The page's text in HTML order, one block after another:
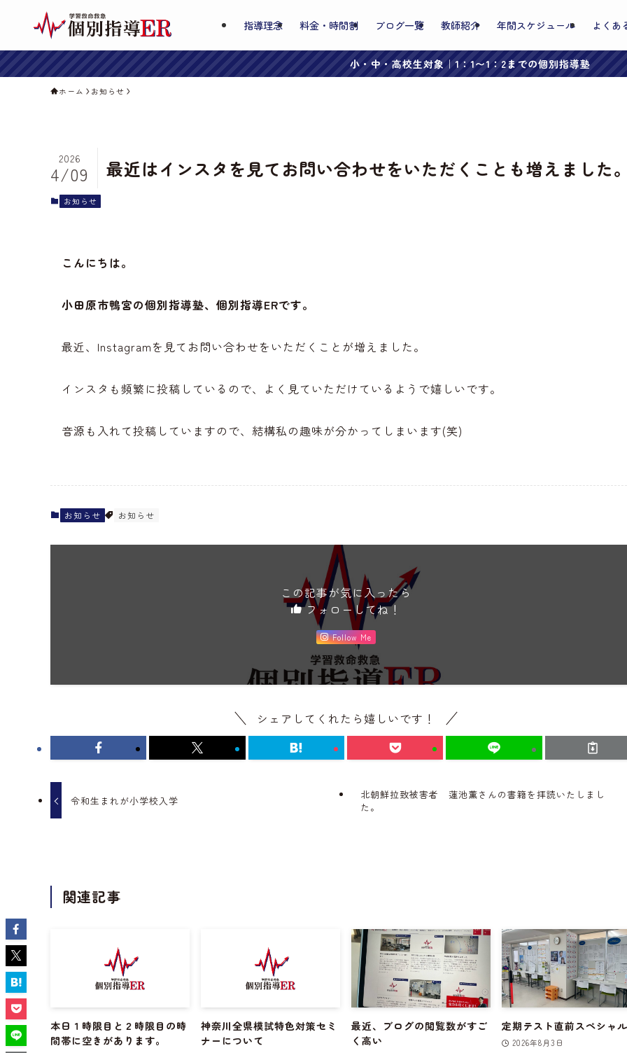
指導理念 料金・時間割 ブログ一覧 教師紹介 年間スケジュール よくあ
小・中・高校生対象｜1：1〜1：2までの個別指導塾
ホーム お知らせ
最近はインスタを見てお問い合わせをいただくことも増えました
2026
4/09
お知らせ
こんにちは。
小田原市鴨宮の個別指導塾、個別指導ERです。
最近、Instagramを見てお問い合わせをいただくことが増えました。
インスタも頻繁に投稿しているので、よく見ていただけているようで嬉しいです。
音源も入れて投稿していますので、結構私の趣味が分かってしまいます(笑)
お知らせ お知らせ
この記事が気に入ったら
フォローしてね！
Follow Me
シェアしてくれたら嬉しいです！
令和生まれが小学校入学
北朝鮮拉致被害者 蓮池薫さんの書籍を拝読いたしまし
た。
関連記事
本日１時限目と２時限目の時
間帯に空きがあります。
神奈川全県模試特色対策セミ
ナーについて
最近、ブログの閲覧数がすご
く高い
定期テスト直前スペシャ
2026年8月3日